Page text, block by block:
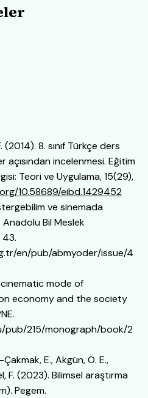
(2014). 8. sınıf Türkçe ders
açısından incelenmesi. Eğitim
Teori ve Uygulama, 15(29),
10.58689/eibd.1429452
ve sinemada
Bil Meslek
43.
en/pub/abmyoder/issue/4
cinematic mode of
economy and the society
pub/215/monograph/book/2
Çakmak, E., Akgün, Ö. E.,
F. (2023). Bilimsel araştırma
Pegem.